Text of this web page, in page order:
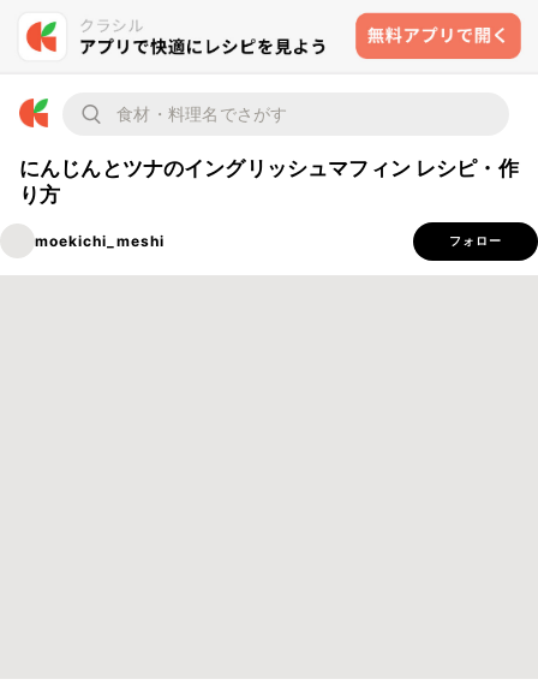
にんじんとツナのイングリッシュマフィン レシピ・作
り方
moekichi_meshi フォロー